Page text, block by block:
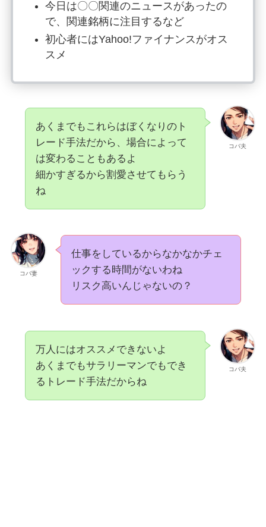
今日は〇〇関連のニュースがあったの
で、関連銘柄に注目するなど
初心者にはYahoo!ファイナンスがオス
スメ
コバ夫
あくまでもこれらはぼくなりのト
レード手法だから、場合によって
は変わることもあるよ
細かすぎるから割愛させてもらう
ね
コバ妻
仕事をしているからなかなかチェ
ックする時間がないわね
リスク高いんじゃないの？
コバ夫
万人にはオススメできないよ
あくまでもサラリーマンでもでき
るトレード手法だからね